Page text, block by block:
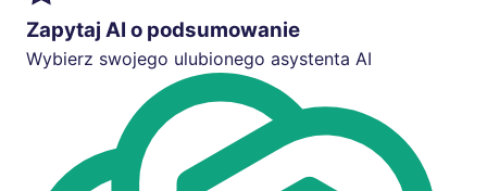
Zapytaj AI o podsumowanie
Wybierz swojego ulubionego asystenta AI